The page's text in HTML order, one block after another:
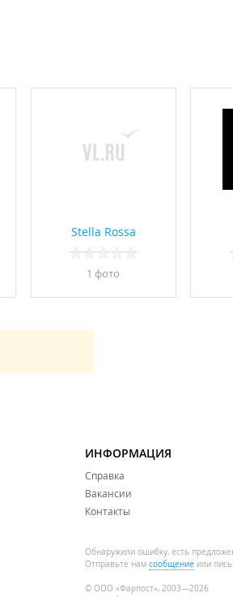
Stella Rossa
1 фото
ИНФОРМАЦИЯ
Справка
Вакансии
Контакты
Обнаружили ошибку, есть
Отправьте нам сообщение или
© ООО «Фарпост», 2003—2026